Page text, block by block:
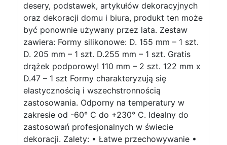
desery, podstawek, artykułów dekoracyjnych
oraz dekoracji domu i biura, produkt ten może
być ponownie używany przez lata. Zestaw
zawiera: Formy silikonowe: D. 155 mm – 1 szt.
D. 205 mm – 1 szt. D.255 mm – 1 szt. Gratis
drążek podporowy! 110 mm – 2 szt. 122 mm x
D.47 – 1 szt Formy charakteryzują się
elastycznością i wszechstronnością
zastosowania. Odporny na temperatury w
zakresie od -60° C do +230° C. Idealny do
zastosowań profesjonalnych w świecie
dekoracji. Zalety: • Łatwe przechowywanie •